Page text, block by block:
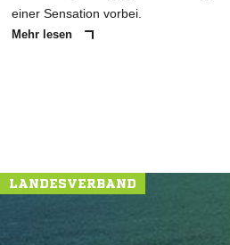
einer Sensation vorbei.
Mehr lesen
LANDESVERBAND